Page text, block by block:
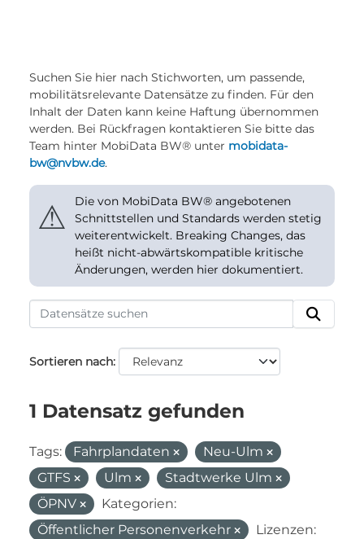
Suchen Sie hier nach Stichworten, um passende,
mobilitätsrelevante Datensätze zu finden. Für den
Inhalt der Daten kann keine Haftung übernommen
werden. Bei Rückfragen kontaktieren Sie bitte das
Team hinter MobiData BW® unter mobidata-
bw@nvbw.de.
⚠
Die von MobiData BW® angebotenen
Schnittstellen und Standards werden stetig
weiterentwickelt. Breaking Changes, das
heißt nicht-abwärtskompatible kritische
Änderungen, werden hier dokumentiert.
Sortieren nach
1 Datensatz gefunden
Tags: Fahrplandaten
Neu-Ulm
GTFS
Ulm
Stadtwerke Ulm
ÖPNV
Kategorien:
Öffentlicher Personenverkehr
Lizenzen: